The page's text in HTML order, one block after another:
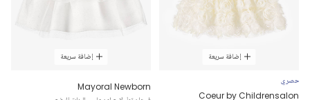
إضافة سريعة
حصري
Coeur by Childrensalon
إضافة سريعة
Mayoral Newborn